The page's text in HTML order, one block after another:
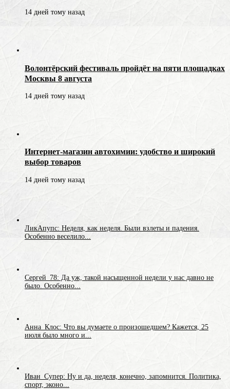
14 дней тому назад
Волонтёрский фестиваль пройдёт на пяти площадках
Москвы 8 августа
14 дней тому назад
Интернет-магазин автохимии: удобство и широкий
выбор товаров
14 дней тому назад
ЛикАпупс: Неделя, как неделя. Были взлеты и падения.
Особенно веселило...
Сергей_78: Да уж, такой насыщенной недели у нас давно не
было. Особенно...
Анна_Клос: Что вы думаете о произошедшем? Кажется, 25
июля было много и...
Иван_Супер: Ну и да, неделя, конечно, запомнится. Политика,
спорт, эконо...